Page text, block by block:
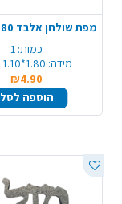
כמות: 1
מידה: 1.80*1.10 מטר
₪4.90
הוספה לסל